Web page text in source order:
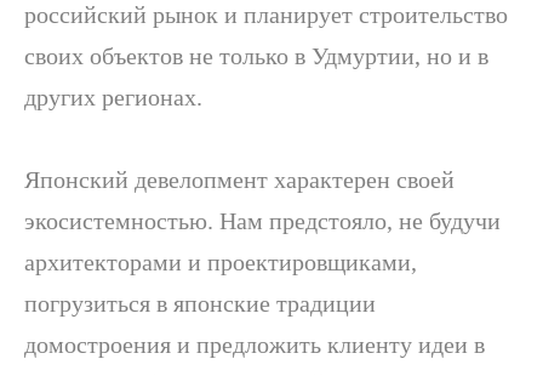
российский рынок и планирует строительство
своих объектов не только в Удмуртии, но и в
других регионах.
Японский девелопмент характерен своей
экосистемностью. Нам предстояло, не будучи
архитекторами и проектировщиками,
погрузиться в японские традиции
домостроения и предложить клиенту идеи в